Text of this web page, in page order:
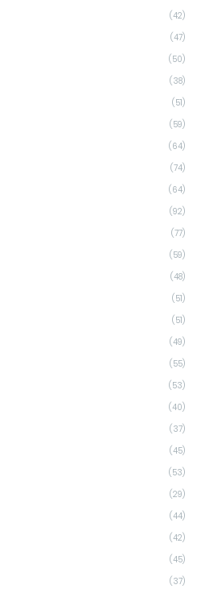
(42)
(47)
(50)
(38)
(51)
(59)
(64)
(74)
(64)
(92)
(77)
(59)
(48)
(51)
(51)
(49)
(55)
(53)
(40)
(37)
(45)
(53)
(29)
(44)
(42)
(45)
(37)